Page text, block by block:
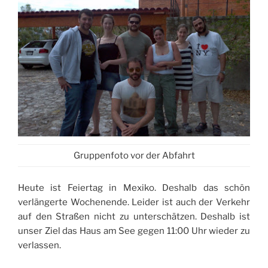
Gruppenfoto vor der Abfahrt
Heute ist Feiertag in Mexiko. Deshalb das schön
verlängerte Wochenende. Leider ist auch der Verkehr
auf den Straßen nicht zu unterschätzen. Deshalb ist
unser Ziel das Haus am See gegen 11:00 Uhr wieder zu
verlassen.